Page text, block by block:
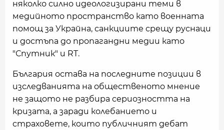
няколко силно идеологизирани теми в
медийното пространство като военната
помощ за Украйна, санкциите срещу руснаци
и достъпа до пропагандни медии като
"Спутник" и RT.
България остава на последните позиции в
изследванията на общественото мнение
не защото не разбира сериозността на
кризата, а заради колебанието и
страховете, които публичният дебат